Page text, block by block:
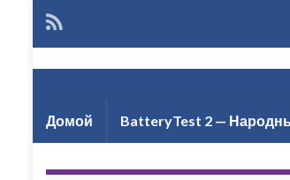
Домой BatteryTest 2 —